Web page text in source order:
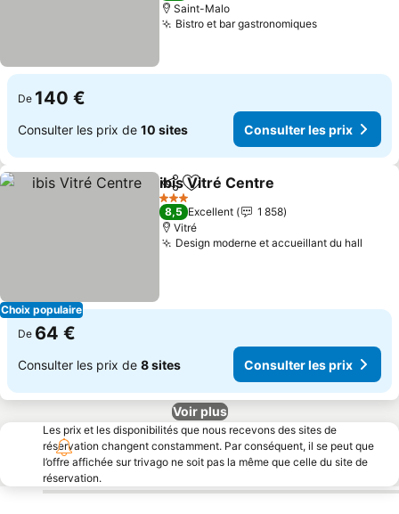
Saint-Malo
Bistro et bar gastronomiquesConsulter
De 140 €
Consulter les prix de 10 sites Consulter les prix
Choix populaire
PartagerAjouter à mes favoris
ibis Vitré Centre
3 Étoiles
8,5 Excellent
1 858
Vitré
Design moderne et accueillant du hall
De 64 €
Consulter les prix de 8 sites Consulter les prix
Voir plus
Les prix et les disponibilités que nous recevons des sites de
réservation changent constamment. Par conséquent, il se peut que
l’offre affichée sur trivago ne soit pas la même que celle du site de
réservation.